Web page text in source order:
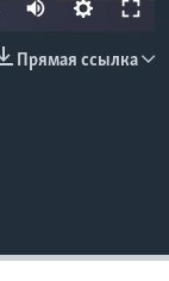
Прямая ссылка